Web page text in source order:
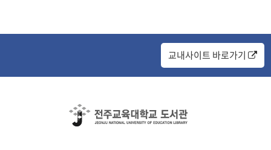
교내사이트 바로가기